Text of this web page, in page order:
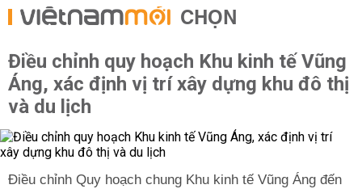
CHỌN
Điều chỉnh quy hoạch Khu kinh tế Vũng
Áng, xác định vị trí xây dựng khu đô thị
và du lịch
Điều chỉnh Quy hoạch chung Khu kinh tế Vũng Áng đến